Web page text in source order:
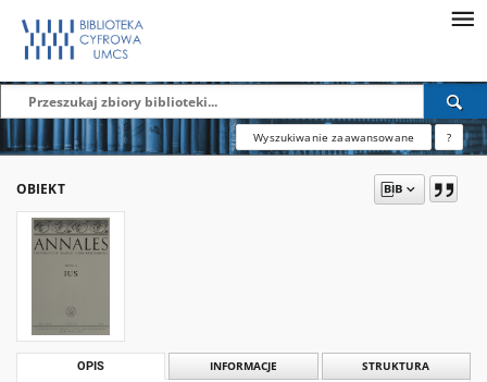
Wyszukiwanie zaawansowane ?
OBIEKT
OPIS INFORMACJE STRUKTURA